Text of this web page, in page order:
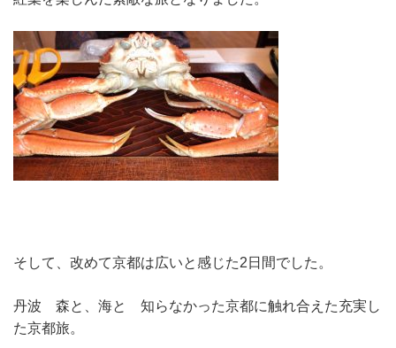
そして、改めて京都は広いと感じた2日間でした。
丹波 森と、海と 知らなかった京都に触れ合えた充実し
た京都旅。